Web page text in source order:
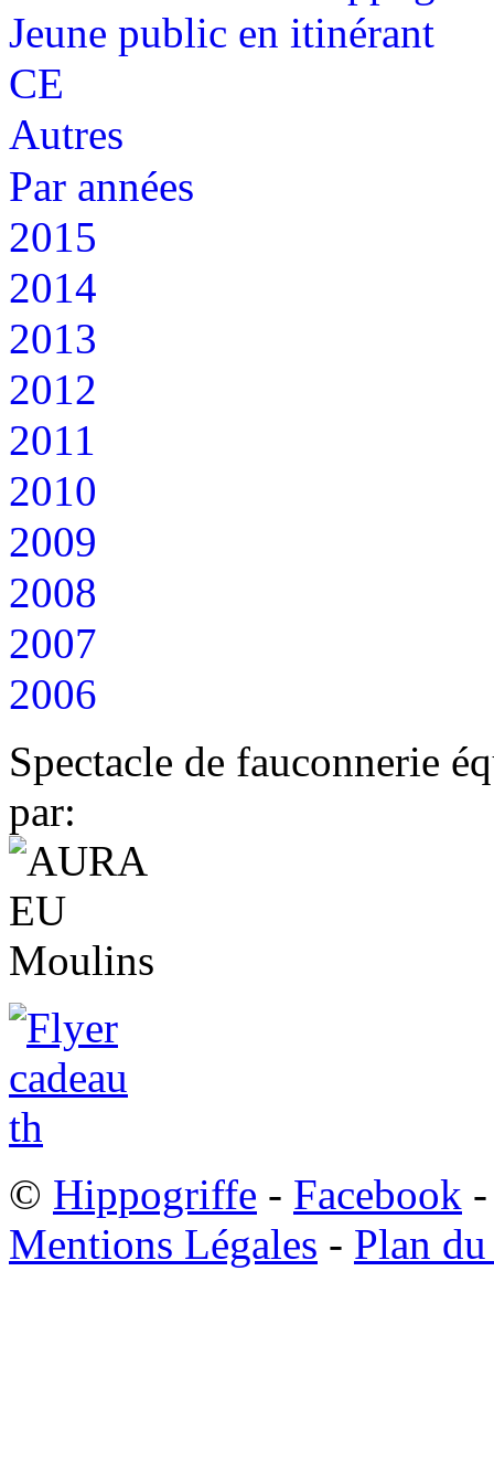
Jeune public en itinérant
CE
Autres
Par années
2015
2014
2013
2012
2011
2010
2009
2008
2007
2006
Spectacle de fauconnerie
par:
© Hippogriffe - Facebook
Mentions Légales - Plan